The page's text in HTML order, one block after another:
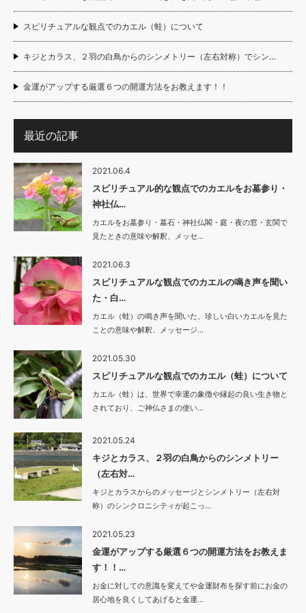
スピリチュアルな観点でのカエル（蛙）について
キジとカラス、２羽の白鳥からのシンメトリー（左右対称）でシン…
金運がアップする厳選６つの開運方法をお教えます！！
最近の記事
2021.06.4
スピリチュアル的な観点でのカエルをお墓参り・
神社仏…
カエルをお墓参り・墓石・神社仏閣・庭・夜の窓・玄関で
見たときの意味や解釈、メッセ…
2021.06.3
スピリチュアルな観点でのカエルの鳴き声を聞い
た・白…
カエル（蛙）の鳴き声を聞いた、珍しい白いカエルを見た
ことの意味や解釈、メッセージ…
2021.05.30
スピリチュアルな観点でのカエル（蛙）について
カエル（蛙）は、世界で幸運の象徴や縁起の良い生き物と
されており、ご神仏さまの使い…
2021.05.24
キジとカラス、２羽の白鳥からのシンメトリー
（左右対…
キジとカラスからのメッセージとシンメトリー（左右対
称）のシンクロニシティが起こっ…
2021.05.23
金運がアップする厳選６つの開運方法をお教えま
す！！…
お金に対しての意識を変えてや金運財布を探す前にお金の
居心地を良くしてあげると金運…